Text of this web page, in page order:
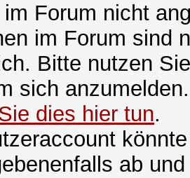
Forum nicht
im Forum sind
Bitte nutzen
sich
dies hier tun.
ab